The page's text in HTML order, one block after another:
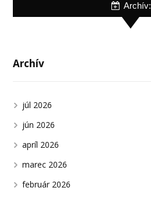
Archív:
Archív
júl 2026
jún 2026
apríl 2026
marec 2026
február 2026